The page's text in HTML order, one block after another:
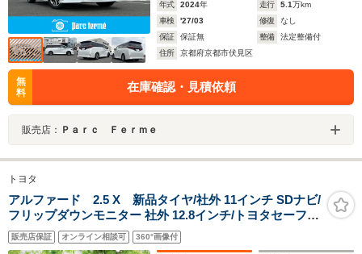
年式 2024年 走行 5.1万km
車検
'27/03 修復
なし
保証
保証無 整備
法定整備付
住所
京都府京都市伏見区
無
料
在庫確認・見積依頼
販売店： Ｐａｒｃ Ｆｅｒｍｅ
トヨタ
アルファード 2.5 X 新品タイヤ/社外 11インチ SDナビ/
フリップダウンモニター 社外 12.8インチ/トヨタセーフテ
ィセンス/両側電動スライドドア/ヘッドランプ
LED/Bluetooth接続/ETC
販売店保証 オンライン相談可 360°画像付